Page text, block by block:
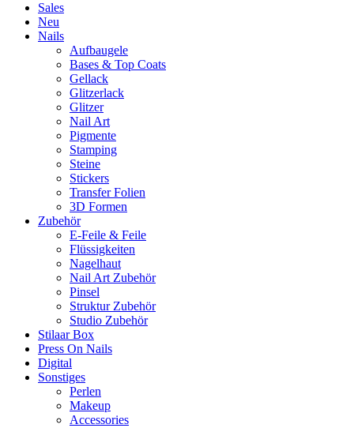
Sales
Neu
Nails
Aufbaugele
Bases & Top Coats
Gellack
Glitzerlack
Glitzer
Nail Art
Pigmente
Stamping
Steine
Stickers
Transfer Folien
3D Formen
Zubehör
E-Feile & Feile
Flüssigkeiten
Nagelhaut
Nail Art Zubehör
Pinsel
Struktur Zubehör
Studio Zubehör
Stilaar Box
Press On Nails
Digital
Sonstiges
Perlen
Makeup
Accessories